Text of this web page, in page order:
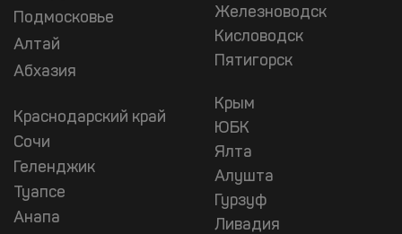
Подмосковье
Алтай
Абхазия
Краснодарский край
Сочи
Геленджик
Туапсе
Анапа
Железноводск
Кисловодск
Пятигорск
Крым
ЮБК
Ялта
Алушта
Гурзуф
Ливадия